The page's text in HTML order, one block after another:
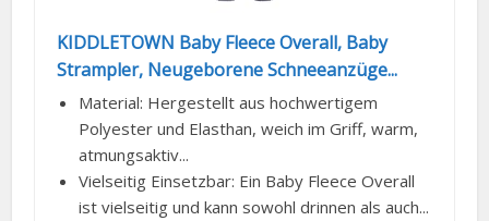
KIDDLETOWN Baby Fleece Overall, Baby
Strampler, Neugeborene Schneeanzüge...
Material: Hergestellt aus hochwertigem
Polyester und Elasthan, weich im Griff, warm,
atmungsaktiv...
Vielseitig Einsetzbar: Ein Baby Fleece Overall
ist vielseitig und kann sowohl drinnen als auch...